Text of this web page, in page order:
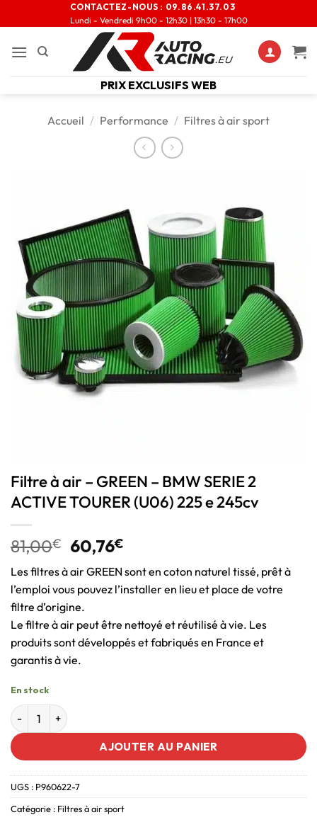
CONTACTEZ-NOUS : 09.86.41.37.03
Lundi - Vendredi 9h00 - 12h30 | 13h30 - 17h00
PRIX EXCLUSIFS WEB
Accueil / Performance / Filtres à air sport
Filtre à air – GREEN – BMW SERIE 2
ACTIVE TOURER (U06) 225 e 245cv
81,00€ 60,76€
Les filtres à air GREEN sont en coton naturel tissé, prêt à
l’emploi vous pouvez l’installer en lieu et place de votre
filtre d’origine.
Le filtre à air peut être nettoyé et réutilisé à vie. Les
produits sont développés et fabriqués en France et
garantis à vie.
En stock
AJOUTER AU PANIER
UGS : P960622-7
Catégorie : Filtres à air sport